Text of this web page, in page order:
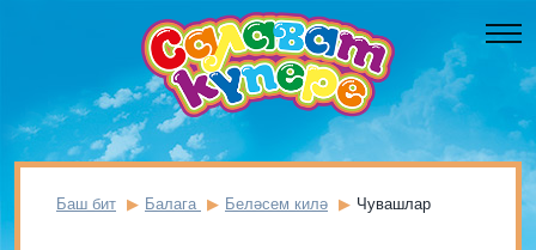
Баш бит Балага Беләсем килә Чувашлар